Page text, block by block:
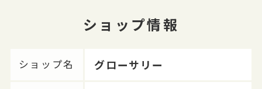
ショップ情報
ショップ名 グローサリー